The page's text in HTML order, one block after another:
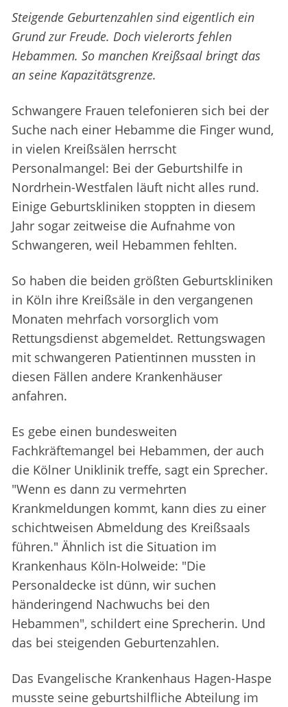
Steigende Geburtenzahlen sind eigentlich ein
Grund zur Freude. Doch vielerorts fehlen
Hebammen. So manchen Kreißsaal bringt das
an seine Kapazitätsgrenze.
Schwangere Frauen telefonieren sich bei der
Suche nach einer Hebamme die Finger wund,
in vielen Kreißsälen herrscht
Personalmangel: Bei der Geburtshilfe in
Nordrhein-Westfalen läuft nicht alles rund.
Einige Geburtskliniken stoppten in diesem
Jahr sogar zeitweise die Aufnahme von
Schwangeren, weil Hebammen fehlten.
So haben die beiden größten Geburtskliniken
in Köln ihre Kreißsäle in den vergangenen
Monaten mehrfach vorsorglich vom
Rettungsdienst abgemeldet. Rettungswagen
mit schwangeren Patientinnen mussten in
diesen Fällen andere Krankenhäuser
anfahren.
Es gebe einen bundesweiten
Fachkräftemangel bei Hebammen, der auch
die Kölner Uniklinik treffe, sagt ein Sprecher.
"Wenn es dann zu vermehrten
Krankmeldungen kommt, kann dies zu einer
schichtweisen Abmeldung des Kreißsaals
führen." Ähnlich ist die Situation im
Krankenhaus Köln-Holweide: "Die
Personaldecke ist dünn, wir suchen
händeringend Nachwuchs bei den
Hebammen", schildert eine Sprecherin. Und
das bei steigenden Geburtenzahlen.
Das Evangelische Krankenhaus Hagen-Haspe
musste seine geburtshilfliche Abteilung im